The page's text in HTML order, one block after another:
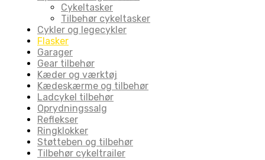
Cykeltasker
Tilbehør cykeltasker
Cykler og legecykler
Flasker
Garager
Gear tilbehør
Kæder og værktøj
Kædeskærme og tilbehør
Ladcykel tilbehør
Oprydningssalg
Reflekser
Ringklokker
Støtteben og tilbehør
Tilbehør cykeltrailer